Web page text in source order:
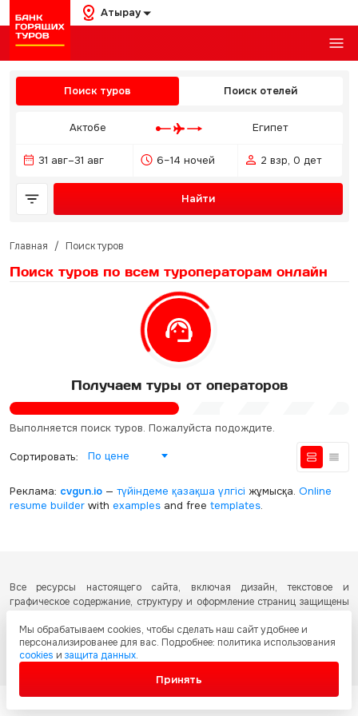
Атырау
Поиск туров Поиск отелей
Актобе Египет
31 авг–31 авг 6–14 ночей 2 взр, 0 дет
Найти
Главная / Поиск туров
Поиск туров по всем туроператорам онлайн
Получаем туры от операторов
Выполняется поиск туров. Пожалуйста подождите.
Сортировать: По цене
Реклама: cvgun.io— түйіндеме қазақша үлгісі жұмысқа. Online
resume builderwith examplesand free templates.
Все ресурсы настоящего сайта, включая дизайн, текстовое и
графическое содержание, структуру и оформление страниц защищены
Казахстан об охране авторских прав и интеллектуальной собственности.
Любое копирование и распространение материалов сайта без
письменного разрешения запрещено.
Мы обрабатываем cookies, чтобы сделать наш сайт удобнее и
персонализированее для вас. Подробнее: политика использования
cookies и защита данных.
Принять